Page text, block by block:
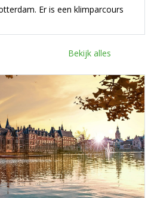
Er is een klimparcours
Bekijk alles